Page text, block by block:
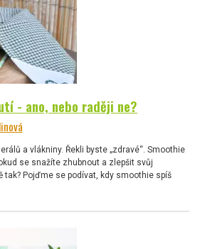
- ano, nebo raději ne?
a vlákniny. Řekli byste „zdravé“. Smoothie
se snažíte zhubnout a zlepšit svůj
tak? Pojďme se podívat, kdy smoothie spíš